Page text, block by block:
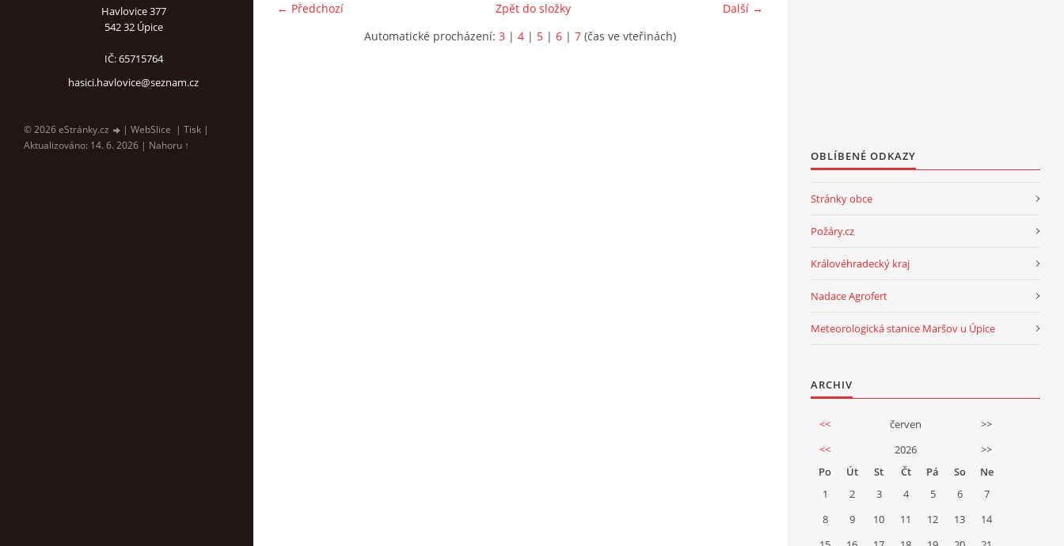
Havlovice 377
542 32 Úpice
IČ: 65715764
hasici.havlovice@seznam.cz
© 2026 eStránky.cz | WebSlice | Tisk |
Aktualizováno: 14. 6. 2026 | Nahoru ↑
← Předchozí Další →
Zpět do složky
Automatické procházení: 3 | 4 | 5 | 6 | 7 (čas ve vteřinách)
OBLÍBENÉ ODKAZY
Stránky obce
Požáry.cz
Královéhradecký kraj
Nadace Agrofert
Meteorologická stanice Maršov u Úpice
ARCHIV
<< červen
>>
<<
2026
>>
Po
Út St Čt Pá So
Ne
1
2 3 4 5 6
7
8
9 10 11 12 13
14